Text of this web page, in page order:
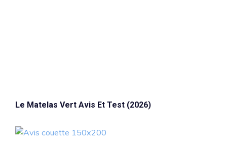
Le Matelas Vert Avis Et Test (2026)